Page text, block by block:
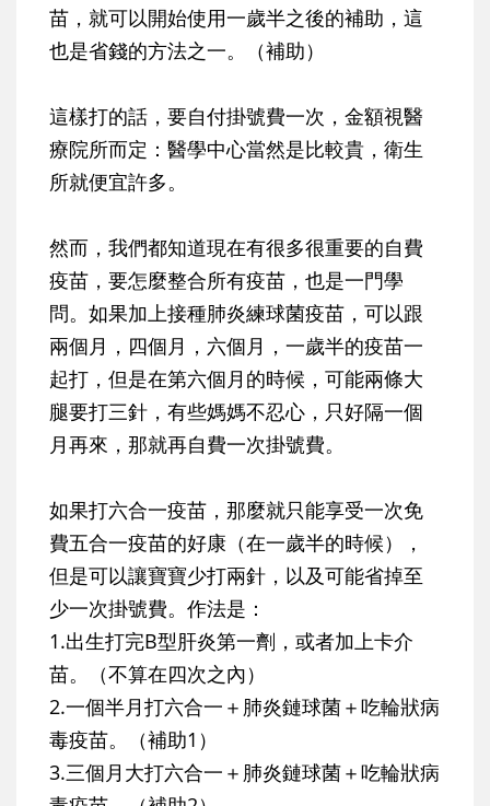
苗，就可以開始使用一歲半之後的補助，這
也是省錢的方法之一。（補助）
這樣打的話，要自付掛號費一次，金額視醫
療院所而定：醫學中心當然是比較貴，衛生
所就便宜許多。
然而，我們都知道現在有很多很重要的自費
疫苗，要怎麼整合所有疫苗，也是一門學
問。如果加上接種肺炎練球菌疫苗，可以跟
兩個月，四個月，六個月，一歲半的疫苗一
起打，但是在第六個月的時候，可能兩條大
腿要打三針，有些媽媽不忍心，只好隔一個
月再來，那就再自費一次掛號費。
如果打六合一疫苗，那麼就只能享受一次免
費五合一疫苗的好康（在一歲半的時候），
但是可以讓寶寶少打兩針，以及可能省掉至
少一次掛號費。作法是：
1.出生打完B型肝炎第一劑，或者加上卡介
苗。（不算在四次之內）
2.一個半月打六合一＋肺炎鏈球菌＋吃輪狀病
毒疫苗。（補助1）
3.三個月大打六合一＋肺炎鏈球菌＋吃輪狀病